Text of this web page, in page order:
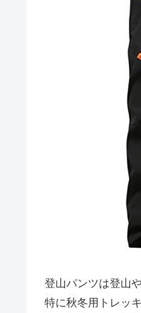
登山パンツは登山
特に秋冬用トレッ